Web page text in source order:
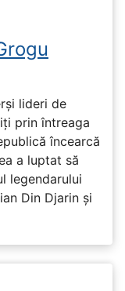
lideri de
prin întreaga
încearcă
a luptat să
legendarului
Din Djarin și